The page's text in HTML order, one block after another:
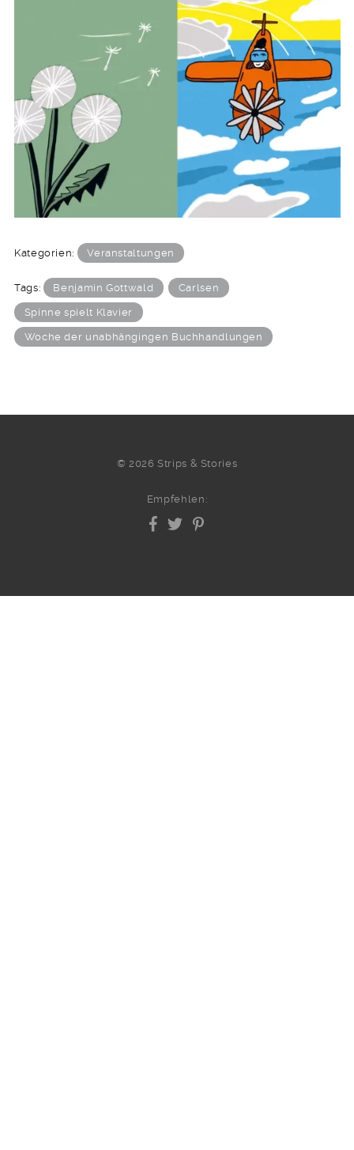
Kategorien: Veranstaltungen
Tags: Benjamin Gottwald Carlsen
Spinne spielt Klavier
Woche der unabhängingen Buchhandlungen
© 2026 Strips & Stories
Empfehlen: